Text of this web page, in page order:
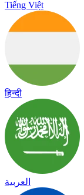
Tiếng Việt
हिन्दी
العربية